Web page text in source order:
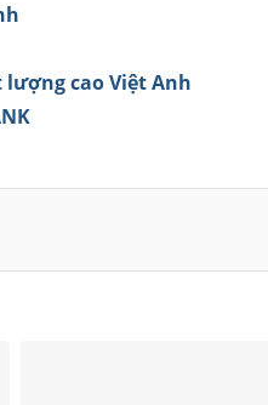
cao Việt Anh